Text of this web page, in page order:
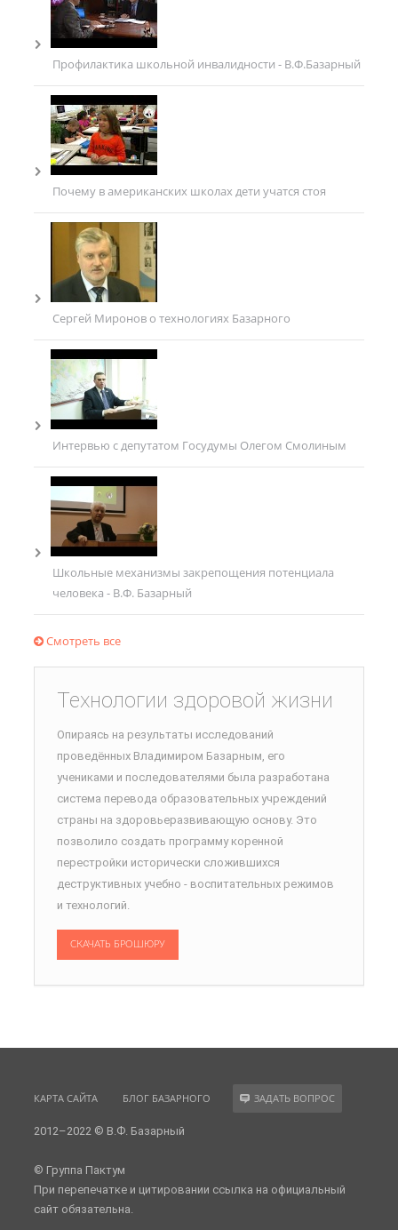
Профилактика школьной инвалидности - В.Ф.Базарный
Почему в американских школах дети учатся стоя
Сергей Миронов о технологиях Базарного
Интервью с депутатом Госудумы Олегом Смолиным
Школьные механизмы закрепощения потенциала
человека - В.Ф. Базарный
Смотреть все
Технологии здоровой жизни
Опираясь на результаты исследований
проведённых Владимиром Базарным, его
учениками и последователями была разработана
система перевода образовательных учреждений
страны на здоровьеразвивающую основу. Это
позволило создать программу коренной
перестройки исторически сложившихся
деструктивных учебно - воспитательных режимов
и технологий.
СКАЧАТЬ БРОШЮРУ
КАРТА САЙТА БЛОГ БАЗАРНОГО ЗАДАТЬ ВОПРОС
2012–2022 © В.Ф. Базарный
© Группа Пактум
При перепечатке и цитировании ссылка на официальный
сайт обязательна.